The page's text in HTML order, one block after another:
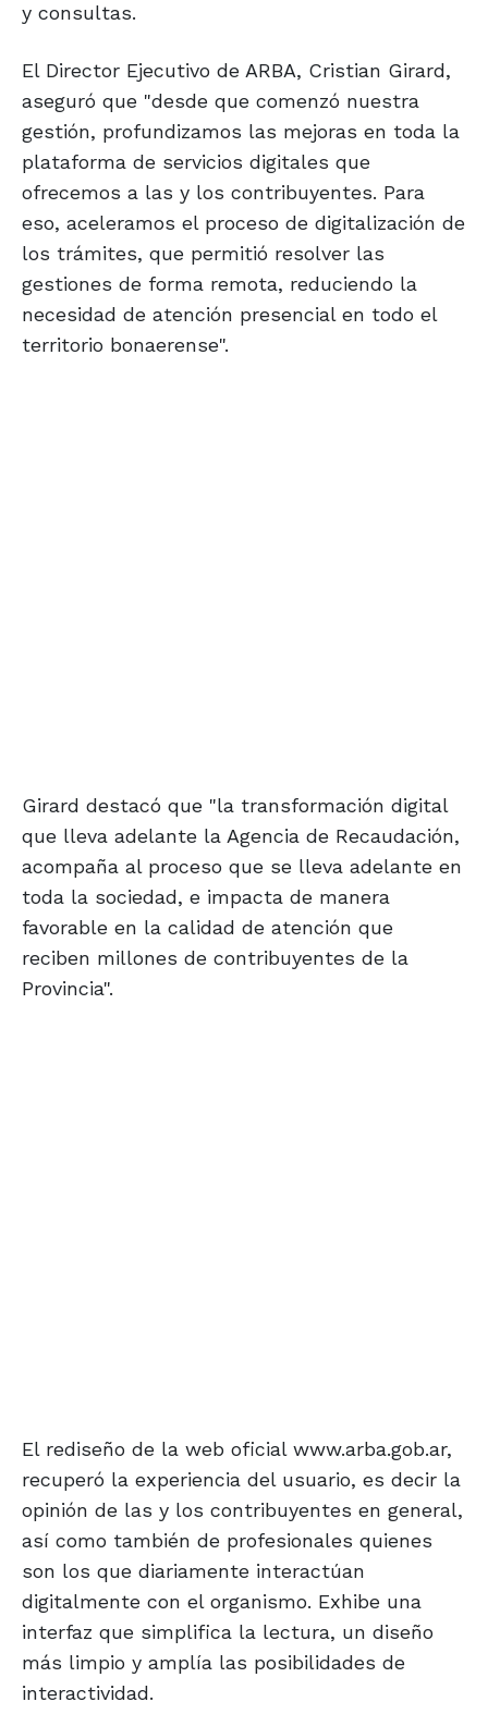
y consultas.
El Director Ejecutivo de ARBA, Cristian Girard,
aseguró que "desde que comenzó nuestra
gestión, profundizamos las mejoras en toda la
plataforma de servicios digitales que
ofrecemos a las y los contribuyentes. Para
eso, aceleramos el proceso de digitalización de
los trámites, que permitió resolver las
gestiones de forma remota, reduciendo la
necesidad de atención presencial en todo el
territorio bonaerense".
Girard destacó que "la transformación digital
que lleva adelante la Agencia de Recaudación,
acompaña al proceso que se lleva adelante en
toda la sociedad, e impacta de manera
favorable en la calidad de atención que
reciben millones de contribuyentes de la
Provincia".
El rediseño de la web oficial www.arba.gob.ar,
recuperó la experiencia del usuario, es decir la
opinión de las y los contribuyentes en general,
así como también de profesionales quienes
son los que diariamente interactúan
digitalmente con el organismo. Exhibe una
interfaz que simplifica la lectura, un diseño
más limpio y amplía las posibilidades de
interactividad.